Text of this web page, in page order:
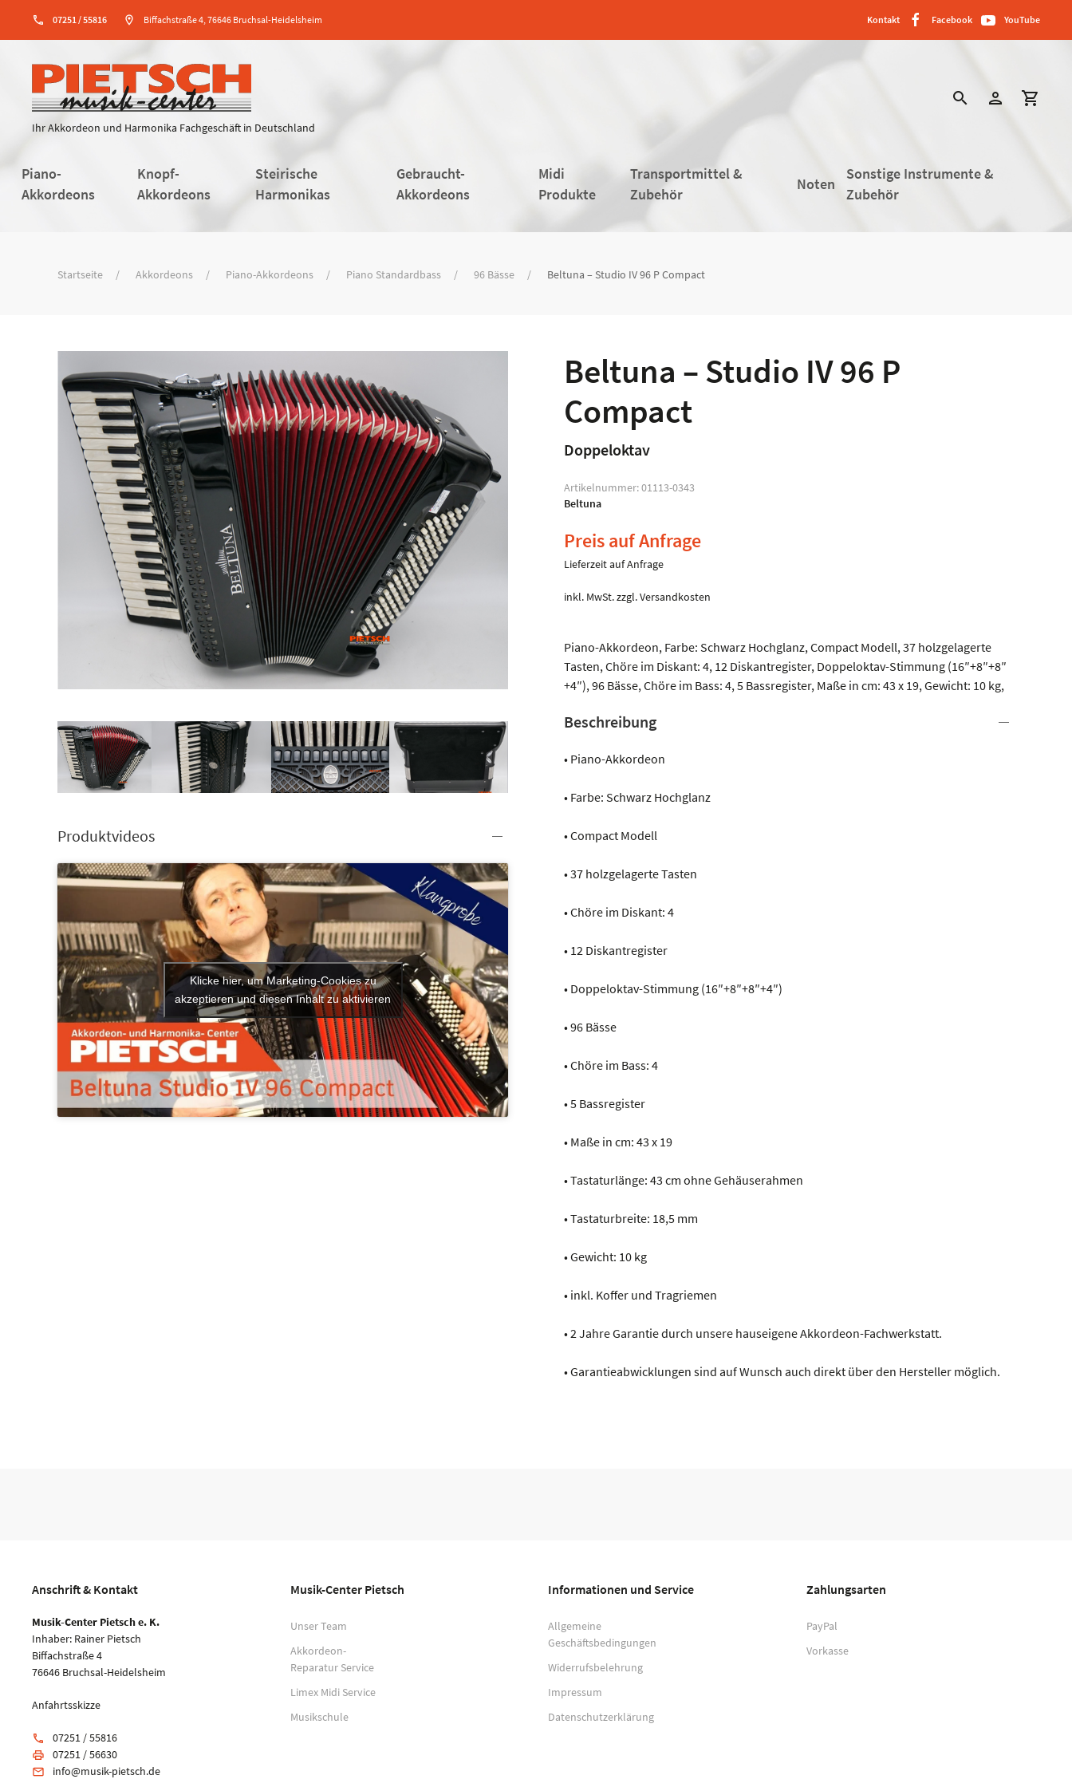
phone 07251 / 55816 location_on Biffachstraße 4, 76646 Bruchsal-Heidelsheim Kontakt Facebook YouTube
Ihr Akkordeon und Harmonika Fachgeschäft in Deutschland
search person shopping_cart
Piano-
Akkordeons
Knopf-
Akkordeons
Steirische
Harmonikas
Gebraucht-
Akkordeons
Midi
Produkte
Transportmittel &
Zubehör
Noten
Sonstige Instrumente &
Zubehör
Startseite Akkordeons Piano-Akkordeons Piano Standardbass 96 Bässe Beltuna – Studio IV 96 P Compact
Produktvideos
Klicke hier, um Marketing-Cookies zu
akzeptieren und diesen Inhalt zu aktivieren
Beltuna – Studio IV 96 P
Compact
Doppeloktav
Artikelnummer:01113-0343
Beltuna
Preis auf Anfrage
Lieferzeit auf Anfrage
inkl. MwSt.zzgl.Versandkosten
Piano-Akkordeon, Farbe: Schwarz Hochglanz, Compact Modell, 37 holzgelagerte
Tasten, Chöre im Diskant: 4, 12 Diskantregister, Doppeloktav-Stimmung (16″+8″+8″
+4″), 96 Bässe, Chöre im Bass: 4, 5 Bassregister, Maße in cm: 43 x 19, Gewicht: 10 kg,
Beschreibung
• Piano-Akkordeon
• Farbe: Schwarz Hochglanz
• Compact Modell
• 37 holzgelagerte Tasten
• Chöre im Diskant: 4
• 12 Diskantregister
• Doppeloktav-Stimmung (16″+8″+8″+4″)
• 96 Bässe
• Chöre im Bass: 4
• 5 Bassregister
• Maße in cm: 43 x 19
• Tastaturlänge: 43 cm ohne Gehäuserahmen
• Tastaturbreite: 18,5 mm
• Gewicht: 10 kg
• inkl. Koffer und Tragriemen
• 2 Jahre Garantie durch unsere hauseigene Akkordeon-Fachwerkstatt.
• Garantieabwicklungen sind auf Wunsch auch direkt über den Hersteller möglich.
Anschrift & Kontakt
Musik-Center Pietsch e. K.
Inhaber: Rainer Pietsch
Biffachstraße 4
76646 Bruchsal-Heidelsheim
Anfahrtsskizze
phone 07251 / 55816
print 07251 / 56630
email info@musik-pietsch.de
Musik-Center Pietsch
Unser Team
Akkordeon-
Reparatur Service
Limex Midi Service
Musikschule
Informationen und Service
Allgemeine
Geschäftsbedingungen
Widerrufsbelehrung
Impressum
Datenschutzerklärung
Zahlungsarten
PayPal
Vorkasse